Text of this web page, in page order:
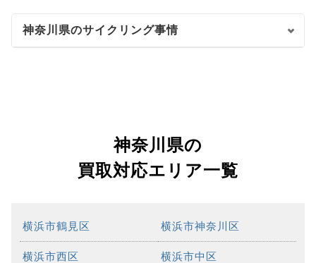
神奈川県のサイクリング事情
神奈川県の
買取対応エリア一覧
横浜市鶴見区 横浜市神奈川区
横浜市西区 横浜市中区